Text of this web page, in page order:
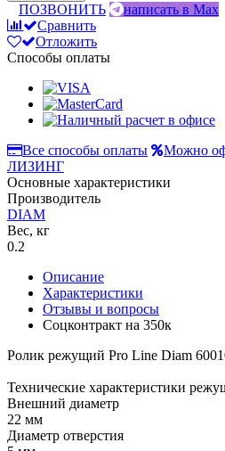
ПОЗВОНИТЬ
написать в Max
Сравнить
Отложить
Способы оплаты
Все способы оплаты
Можно
ЛИЗИНГ
Основные характеристики
Производитель
DIAM
Вес, кг
0.2
Описание
Характеристики
Отзывы и вопросы
Соцконтракт на 350к
Ролик режущий Pro Line Diam
Технические характеристики
Внешний диаметр
22 мм
Диаметр отверстия